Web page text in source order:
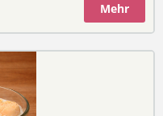
Mehr